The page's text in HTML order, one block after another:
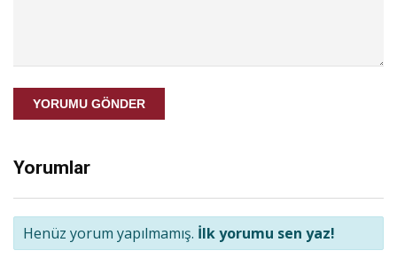
YORUMU GÖNDER
Yorumlar
Henüz yorum yapılmamış. İlk yorumu sen yaz!